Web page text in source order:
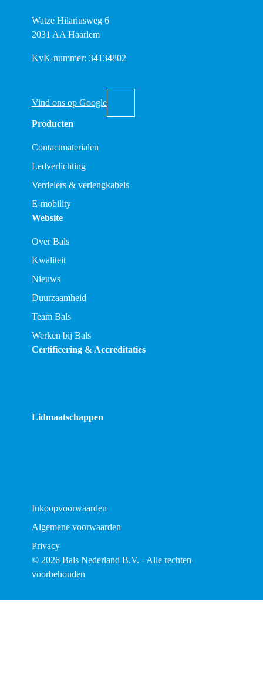
Watze Hilariusweg 6
2031 AA Haarlem
KvK-nummer: 34134802
Vind ons op Google
Producten
Contactmaterialen
Ledverlichting
Verdelers & verlengkabels
E-mobility
Website
Over Bals
Kwaliteit
Nieuws
Duurzaamheid
Team Bals
Werken bij Bals
Certificering & Accreditaties
Lidmaatschappen
Inkoopvoorwaarden
Algemene voorwaarden
Privacy
© 2026 Bals Nederland B.V. - Alle rechten
voorbehouden